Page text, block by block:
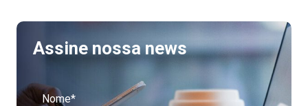
Assine nossa news